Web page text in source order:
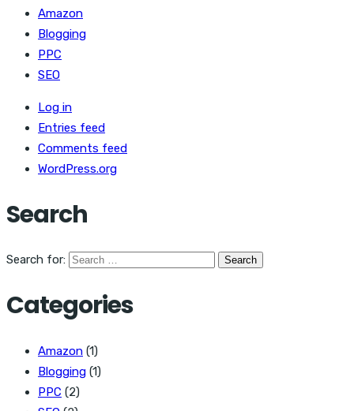
Amazon
Blogging
PPC
SEO
Log in
Entries feed
Comments feed
WordPress.org
Search
Search for:
Categories
Amazon (1)
Blogging (1)
PPC (2)